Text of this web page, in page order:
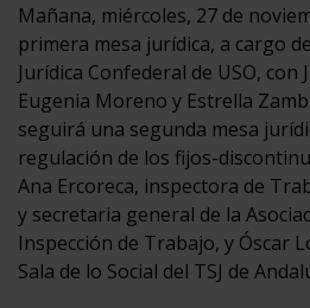
Mañana, miércoles, 27 de
primera mesa jurídica, a cargo
Jurídica Confederal de USO,
Eugenia Moreno y Estrella
seguirá una segunda mesa
regulación de los fijos-
Ana Ercoreca, inspectora de
y secretaria general de la
Inspección de Trabajo, y Óscar
Sala de lo Social del TSJ de